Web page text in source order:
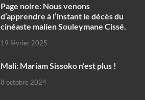
Page noire: Nous venons
d’apprendre à l’instant le décès du
cinéaste malien Souleymane Cissé.
19 février 2025
Mali: Mariam Sissoko n’est plus !
8 octobre 2024